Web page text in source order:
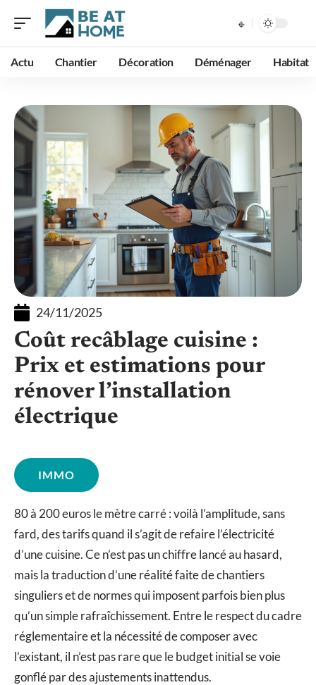
Actu Chantier Décoration Déménager Habitat
24/11/2025
Coût recâblage cuisine :
Prix et estimations pour
rénover l’installation
électrique
IMMO
80 à 200 euros le mètre carré : voilà l’amplitude, sans
fard, des tarifs quand il s’agit de refaire l’électricité
d’une cuisine. Ce n’est pas un chiffre lancé au hasard,
mais la traduction d’une réalité faite de chantiers
singuliers et de normes qui imposent parfois bien plus
qu’un simple rafraîchissement. Entre le respect du cadre
réglementaire et la nécessité de composer avec
l’existant, il n’est pas rare que le budget initial se voie
gonflé par des ajustements inattendus.